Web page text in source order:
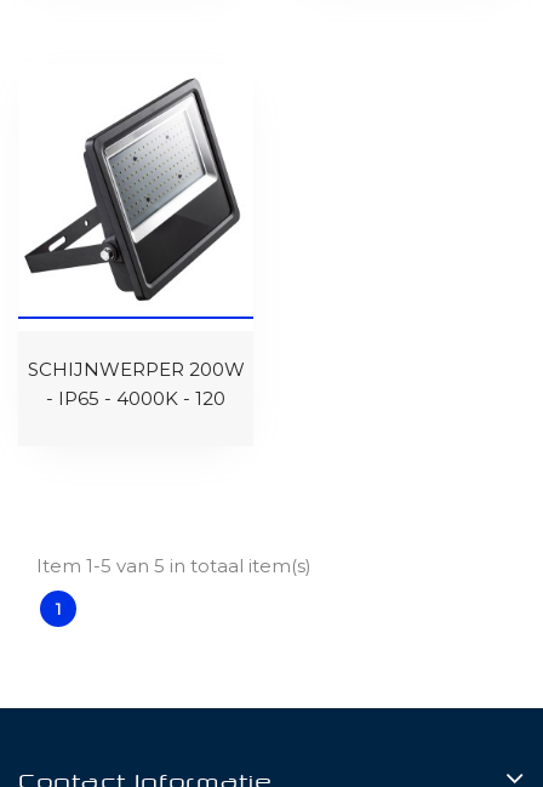
SCHIJNWERPER 200W
- IP65 - 4000K - 120
Item 1-5 van 5 in totaal item(s)
1
Contact Informatie